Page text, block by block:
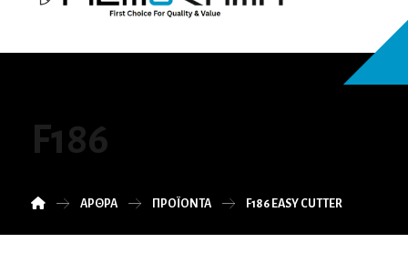
F186
ΆΡΘΡΑ ΠΡΟΪΌΝΤΑ F186 EASY CUTTER